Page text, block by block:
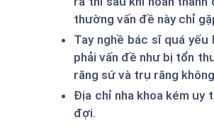
thường vấn đề này chỉ
Tay nghề bác sĩ quá
phải vấn đề như bị tổn
răng sứ và trụ răng
Địa chỉ nha khoa kém uy
đợi.